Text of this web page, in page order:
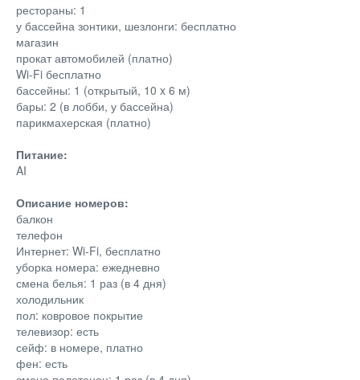
рестораны: 1
у бассейна зонтики, шезлонги: бесплатно
магазин
прокат автомобилей (платно)
Wi-Fi бесплатно
бассейны: 1 (открытый, 10 x 6 м)
бары: 2 (в лобби, у бассейна)
парикмахерская (платно)
Питание:
AI
Описание номеров:
балкон
телефон
Интернет: Wi-Fi, бесплатно
уборка номера: ежедневно
смена белья: 1 раз (в 4 дня)
холодильник
пол: ковровое покрытие
телевизор: есть
сейф: в номере, платно
фен: есть